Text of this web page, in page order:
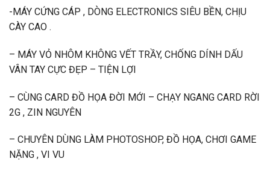
-MÁY CỨNG CÁP , DÒNG ELECTRONICS SIÊU BỀN, CHỊU
CÀY CAO .
– MÁY VỎ NHÔM KHÔNG VẾT TRẦY, CHỐNG DÍNH DẤU
VÂN TAY CỰC ĐẸP – TIỆN LỢI
– CÙNG CARD ĐỒ HỌA ĐỜI MỚI – CHẠY NGANG CARD RỜI
2G , ZIN NGUYÊN
– CHUYÊN DÙNG LÀM PHOTOSHOP, ĐỒ HỌA, CHƠI GAME
NẶNG , VI VU